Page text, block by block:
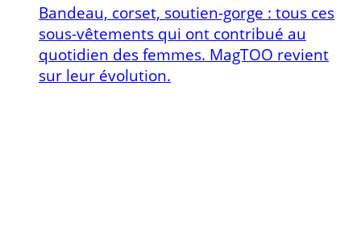
Bandeau, corset, soutien-gorge : tous ces
sous-vêtements qui ont contribué au
quotidien des femmes. MagTOO revient
sur leur évolution.